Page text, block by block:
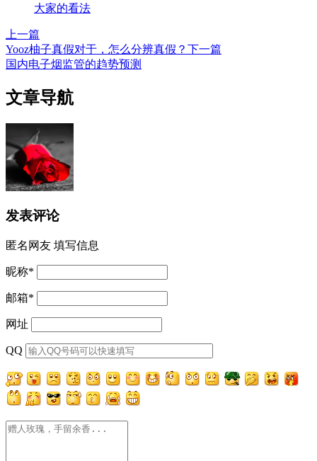
大家的看法
上一篇
Yooz柚子真假对于，怎么分辨真假？ 下一篇
国内电子烟监管的趋势预测
文章导航
发表评论
匿名网友 填写信息
昵称*
邮箱*
网址
QQ